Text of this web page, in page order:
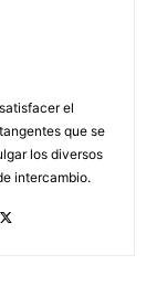
el
que se
los diversos
intercambio.